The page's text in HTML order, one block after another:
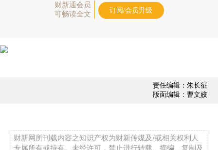
财新通会员
可畅读全文
订阅/会员升级
责任编辑：朱长征
版面编辑：曹文姣
财新网所刊载内容之知识产权为财新传媒及/或相关权利人
专属所有或持有。未经许可，禁止进行转载、摘编、复制及